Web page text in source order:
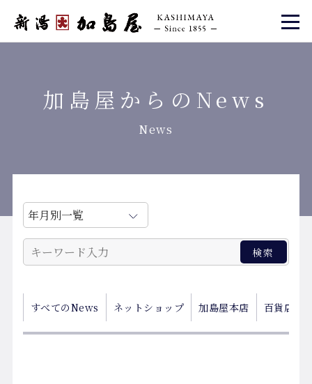
加島屋からのNews
News
すべてのNews ネットショップ 加島屋本店 百貨店